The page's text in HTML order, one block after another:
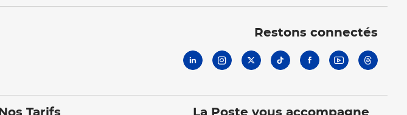
Restons connectés
Nos Tarifs La Poste vous accompagne